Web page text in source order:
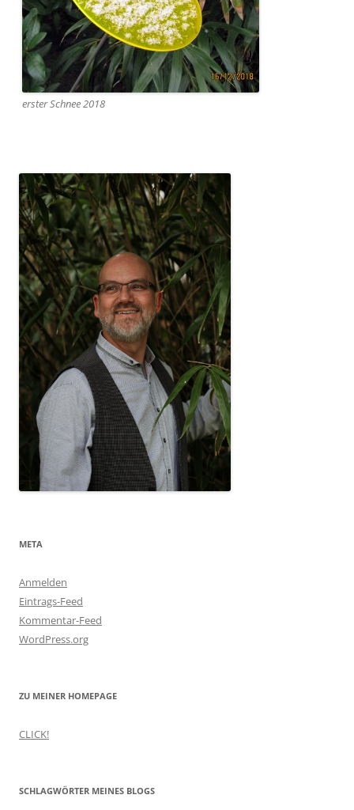
erster Schnee 2018
META
Anmelden
Eintrags-Feed
Kommentar-Feed
WordPress.org
ZU MEINER HOMEPAGE
CLICK!
SCHLAGWÖRTER MEINES BLOGS